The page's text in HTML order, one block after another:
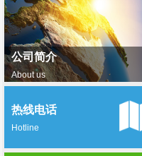
公司简介
About us
热线电话
Hotline